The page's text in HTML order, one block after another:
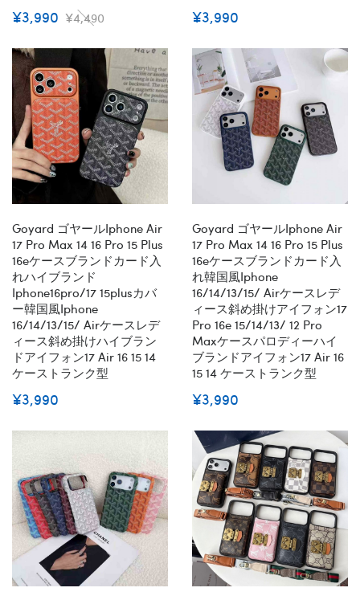
¥3,990 ¥4,490 ¥3,990
Goyard ゴヤールiphone Air
17 Pro Max 14 16 Pro 15 Plus
16eケースブランドカード入
れハイブランド
Iphone16pro/17 15plusカバ
ー韓国風iphone
16/14/13/15/ Airケースレデ
ィース斜め掛けハイブラン
ドアイフォン17 Air 16 15 14
ケーストランク型
¥3,990
Goyard ゴヤールiphone Air
17 Pro Max 14 16 Pro 15 Plus
16eケースブランドカード入
れ韓国風iphone
16/14/13/15/ Airケースレデ
ィース斜め掛けアイフォン17
Pro 16e 15/14/13/ 12 Pro
Maxケースパロディーハイ
ブランドアイフォン17 Air 16
15 14 ケーストランク型
¥3,990